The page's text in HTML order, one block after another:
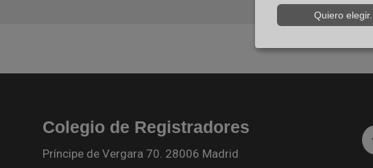
Colegio de Registradores
Príncipe de Vergara 70. 28006 Madrid
Quiero elegir...